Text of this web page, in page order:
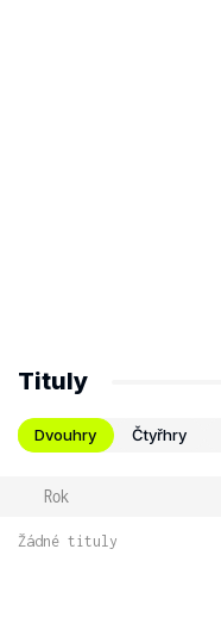
Tituly
Dvouhry Čtyřhry
Rok
Žádné tituly